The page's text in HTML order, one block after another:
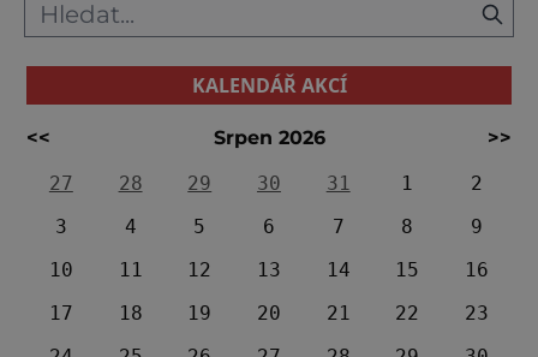
KALENDÁŘ AKCÍ
<< Srpen 2026
>>
27
28 29 30 31 1
2
3
4 5 6 7 8
9
10
11 12 13 14 15
16
17
18 19 20 21 22
23